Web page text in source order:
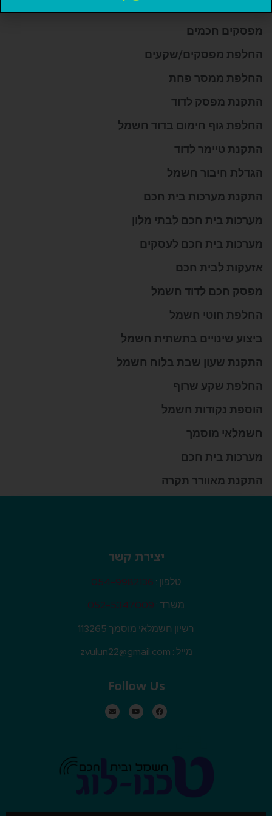
מפסקים חכמים
החלפת מפסקים/שקעים
החלפת ממסר פחת
התקנת מפסק לדוד
החלפת גוף חימום בדוד חשמל
התקנת טיימר לדוד
הגדלת חיבור חשמל
התקנת מערכות בית חכם
מערכות בית חכם לבתי מלון
מערכות בית חכם לעסקים
אזעקות לבית חכם
מפסק חכם לדוד חשמל
החלפת חוטי חשמל
ביצוע שינויים בתשתית חשמל
התקנת שעון שבת בלוח חשמל
החלפת שקע שרוף
הוספת נקודות חשמל
חשמלאי מוסמך
מערכות בית חכם
התקנת מאוורר תקרה
יצירת קשר
טלפון : 054-9982136
משרד : 052-5347009
רשיון חשמלאי מוסמך 113265
מייל : zvulun22@gmail.com
Follow Us